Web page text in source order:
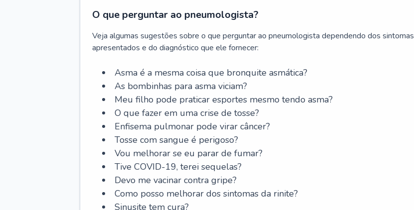
O que perguntar ao pneumologista?
Veja algumas sugestões sobre o que perguntar ao pneumologista dependendo dos sintomas
apresentados e do diagnóstico que ele fornecer:
Asma é a mesma coisa que bronquite asmática?
As bombinhas para asma viciam?
Meu filho pode praticar esportes mesmo tendo asma?
O que fazer em uma crise de tosse?
Enfisema pulmonar pode virar câncer?
Tosse com sangue é perigoso?
Vou melhorar se eu parar de fumar?
Tive COVID-19, terei sequelas?
Devo me vacinar contra gripe?
Como posso melhorar dos sintomas da rinite?
Sinusite tem cura?